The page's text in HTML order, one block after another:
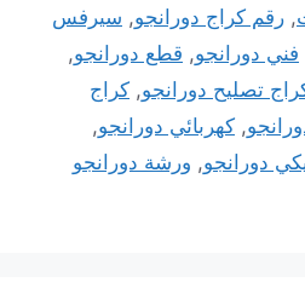
, رقم كراج دورانجو, سيرفس
فني دورانجو, قطع دورانجو,
تصليح دورانجو, كراج
, كهربائي دورانجو,
دورانجو, ورشة دورانجو